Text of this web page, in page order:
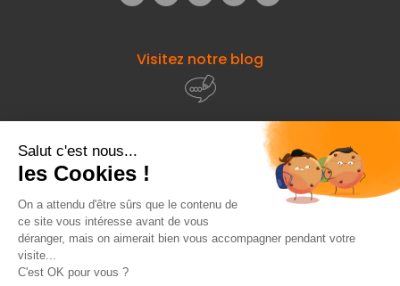
Visitez notre blog
À propos de
Fourniresto